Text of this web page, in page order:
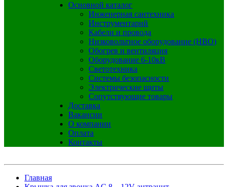
Основной каталог
Инженерная сантехника
Инструментарий
Кабели и провода
Низковольтное оборудование (НВО)
Обогрев и вентиляция
Оборудование 6-10кВ
Светотехника
Системы безопасности
Электрические щиты
Сопутствующие товары
Доставка
Вакансии
О компании
Оплата
Контакты
Главная